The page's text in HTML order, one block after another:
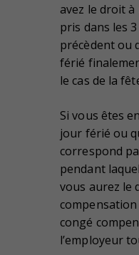
avez le droit
pris dans les
précèdent ou
férié
le cas de la
Si vous êtes
jour férié ou
correspond
pendant
vous aurez le
congé
l’employeur